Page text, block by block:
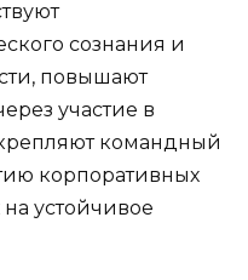
сознания и
повышают
участие в
командный
корпоративных
устойчивое